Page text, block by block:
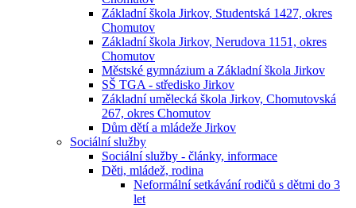
Základní škola Jirkov, Studentská 1427, okres
Chomutov
Základní škola Jirkov, Nerudova 1151, okres
Chomutov
Městské gymnázium a Základní škola Jirkov
SŠ TGA - středisko Jirkov
Základní umělecká škola Jirkov, Chomutovská
267, okres Chomutov
Dům dětí a mládeže Jirkov
Sociální služby
Sociální služby - články, informace
Děti, mládež, rodina
Neformální setkávání rodičů s dětmi do 3
let